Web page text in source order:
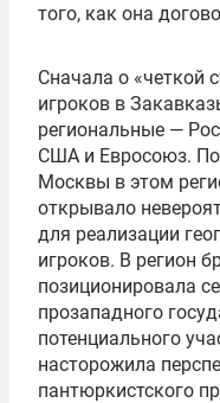
того, как она
Сначала о «четкой
игроков в
региональные —
США и Евросоюз.
Москвы в этом
открывало
для реализации
игроков. В регион
позиционировала
прозападного
потенциального
насторожила
пантюркистского